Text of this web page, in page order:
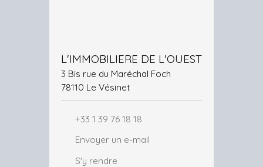
L'IMMOBILIERE DE L'OUEST
3 Bis rue du Maréchal Foch
78110 Le Vésinet
+33 1 39 76 18 18
Envoyer un e-mail
S'y rendre